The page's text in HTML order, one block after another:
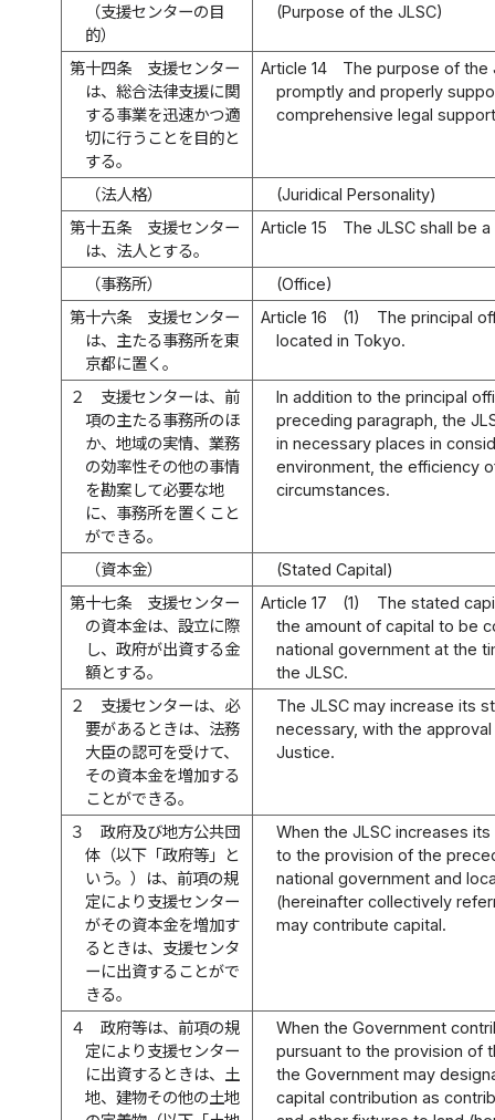
（支援センターの目
的）
(Purpose of the JLSC)
第十四条
支援センター
は、総合法律支援に関
する事業を迅速かつ適
切に行うことを目的と
する。
Article 14
The purpose of the
promptly and properly
comprehensive legal
（法人格）
(Juridical Personality)
第十五条
支援センター
は、法人とする。
Article 15 The JLSC shall be
（事務所）
(Office)
第十六条
支援センター
は、主たる事務所を東
京都に置く。
Article 16 (1)
The principal
located in Tokyo.
２
支援センターは、前
項の主たる事務所のほ
か、地域の実情、業務
の効率性その他の事情
を勘案して必要な地
に、事務所を置くこと
ができる。
In addition to the principal
preceding paragraph, the
in necessary places in
environment, the efficiency
circumstances.
（資本金）
(Stated Capital)
第十七条
支援センター
の資本金は、設立に際
し、政府が出資する金
額とする。
Article 17 (1)
The stated
the amount of capital to be
national government at the
the JLSC.
２
支援センターは、必
要があるときは、法務
大臣の認可を受けて、
その資本金を増加する
ことができる。
The JLSC may increase its
necessary, with the
Justice.
３
政府及び地方公共団
体（以下「政府等」と
いう。）は、前項の規
定により支援センター
がその資本金を増加す
るときは、支援センタ
ーに出資することがで
きる。
When the JLSC increases
to the provision of the
national government and
(hereinafter collectively
may contribute capital.
４
政府等は、前項の規
定により支援センター
に出資するときは、土
地、建物その他の土地
When the Government
pursuant to the provision of
the Government may
capital contribution as